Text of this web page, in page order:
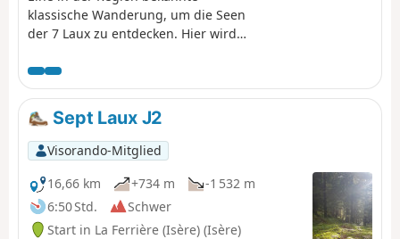
klassische Wanderung, um die Seen
der 7 Laux zu entdecken. Hier wird
genutzt, um diese Überquerung zu
beenden, da es nicht möglich ist,
problemlos zur Refuge de l’Oule
weiterzugehen.
Sept Laux J2
Visorando-Mitglied
16,66 km
+734 m
-1 532 m
6:50 Std.
Schwer
Start in La Ferrière (Isère) (Isère)